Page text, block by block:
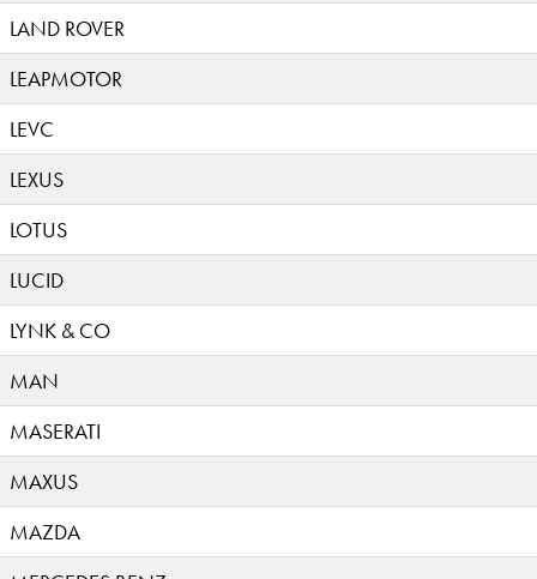
LAND ROVER
LEAPMOTOR
LEVC
LEXUS
LOTUS
LUCID
LYNK & CO
MAN
MASERATI
MAXUS
MAZDA